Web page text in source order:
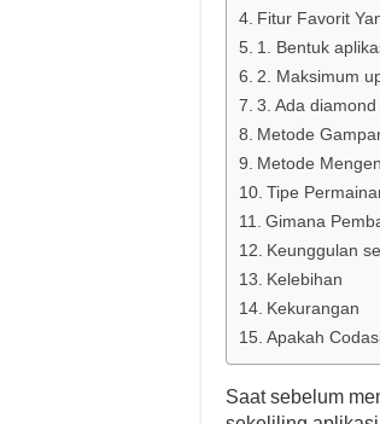
Fitur Favorit
1. Bentuk
2. Maksimum
3. Ada
Metode
Metode
Tipe
Gimana
Keunggulan
Kelebihan
Kekurangan
Apakah
Saat sebelum